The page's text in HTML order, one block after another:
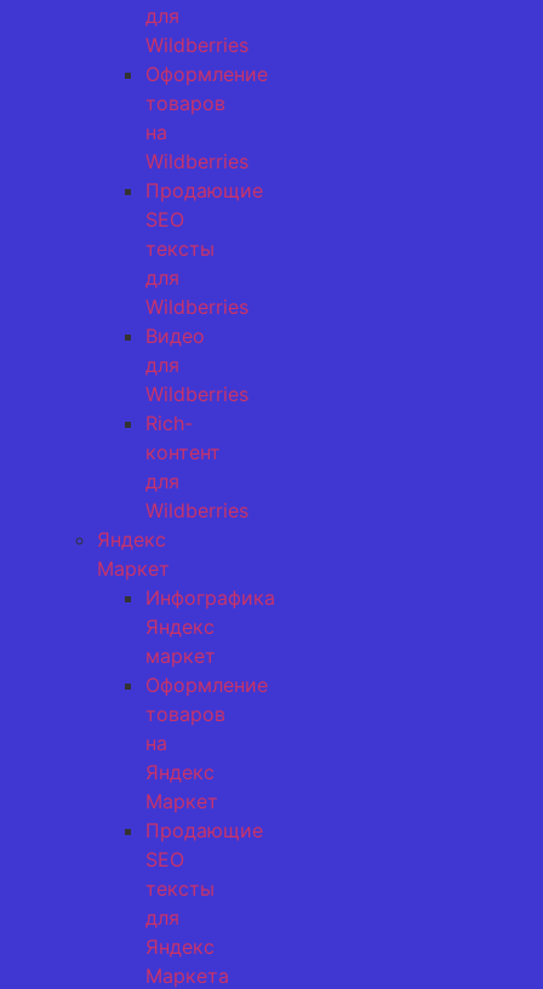
для
Wildberries
Оформление
товаров
на
Wildberries
Продающие
SEO
тексты
для
Wildberries
Видео
для
Wildberries
Rich-
контент
для
Wildberries
Яндекс
Маркет
Инфографика
Яндекс
маркет
Оформление
товаров
на
Яндекс
Маркет
Продающие
SEO
тексты
для
Яндекс
Маркета